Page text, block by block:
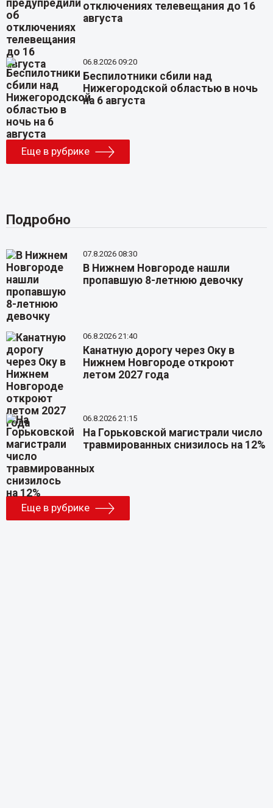
отключениях телевещания до 16
августа
06.8.2026 09:20
Беспилотники сбили над
Нижегородской областью в ночь
на 6 августа
Еще в рубрике
Подробно
07.8.2026 08:30
В Нижнем Новгороде нашли
пропавшую 8-летнюю девочку
06.8.2026 21:40
Канатную дорогу через Оку в
Нижнем Новгороде откроют
летом 2027 года
06.8.2026 21:15
На Горьковской магистрали число
травмированных снизилось на 12%
Еще в рубрике